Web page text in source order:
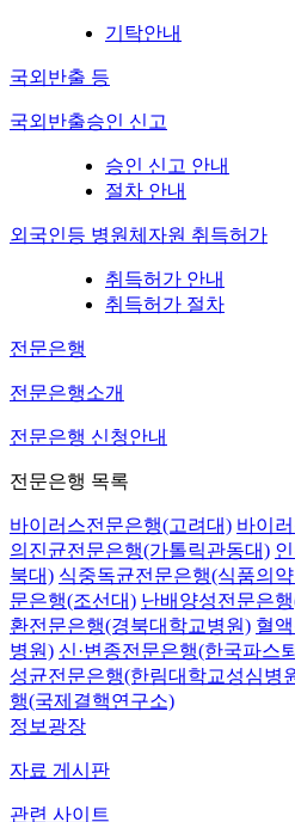
기탁안내
국외반출 등
국외반출승인 신고
승인 신고 안내
절차 안내
외국인등 병원체자원 취득허가
취득허가 안내
취득허가 절차
전문은행
전문은행소개
전문은행 신청안내
전문은행 목록
바이러스전문은행(고려대) 바이
의진균전문은행(가톨릭관동대)
북대) 식중독균전문은행(식품의
문은행(조선대) 난배양성전문은
환전문은행(경북대학교병원) 혈
병원) 신·변종전문은행(한국파스
성균전문은행(한림대학교성심병
행(국제결핵연구소)
정보광장
자료 게시판
관련 사이트